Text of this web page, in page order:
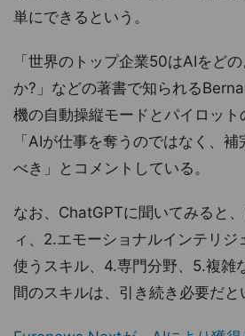
単にできるという。
「世界のトップ企業50はAIをど
か?」などの著書で知られる
機の自動操縦モードとパイロット
「AIが仕事を奪うのではなく、
べき」とコメントしている。
なお、ChatGPTに聞いてみると
ィ、2.エモーショナルインテリジ
使うスキル、4.専門分野、5.複雑
間のスキルは、引き続き必要だと